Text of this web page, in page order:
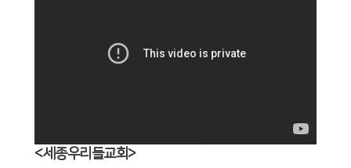
<세종우리들교회>